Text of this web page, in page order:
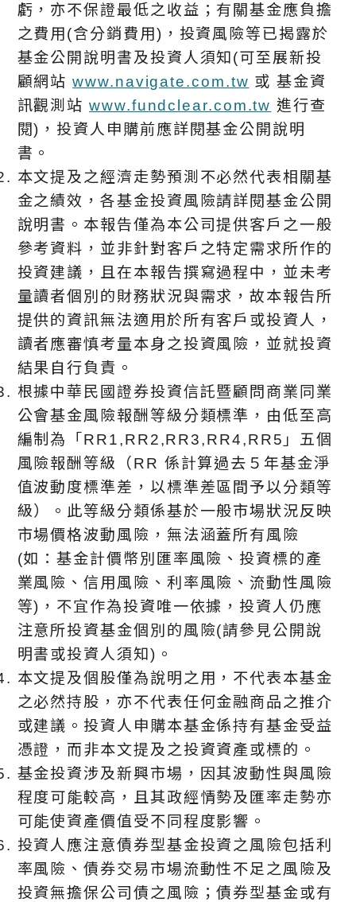
虧，亦不保證最低之收益；有關基金應負擔
之費用(含分銷費用)，投資風險等已揭露於
基金公開說明書及投資人須知(可至展新投
顧網站www.navigate.com.tw 或 基金資
訊觀測站www.fundclear.com.tw 進行查
閱)，投資人申購前應詳閱基金公開說明
書。
本文提及之經濟走勢預測不必然代表相關基
金之績效，各基金投資風險請詳閱基金公開
說明書。本報告僅為本公司提供客戶之一般
參考資料，並非針對客戶之特定需求所作的
投資建議，且在本報告撰寫過程中，並未考
量讀者個別的財務狀況與需求，故本報告所
提供的資訊無法適用於所有客戶或投資人，
讀者應審慎考量本身之投資風險，並就投資
結果自行負責。
根據中華⺠國證券投資信託暨顧問商業同業
公會基金風險報酬等級分類標準，由低至高
編制為「RR1,RR2,RR3,RR4,RR5」五個
風險報酬等級（RR 係計算過去５年基金淨
值波動度標準差，以標準差區間予以分類等
級）。此等級分類係基於⼀般市場狀況反映
市場價格波動風險，無法涵蓋所有風險
(如：基金計價幣別匯率風險、投資標的產
業風險、信用風險、利率風險、流動性風險
等)，不宜作為投資唯⼀依據，投資人仍應
注意所投資基金個別的風險(請參見公開說
明書或投資人須知)。
本文提及個股僅為說明之用，不代表本基金
之必然持股，亦不代表任何金融商品之推介
或建議。投資人申購本基金係持有基金受益
憑證，而非本文提及之投資資產或標的。
基金投資涉及新興市場，因其波動性與風險
程度可能較高，且其政經情勢及匯率走勢亦
可能使資產價值受不同程度影響。
投資人應注意債券型基金投資之風險包括利
率風險、債券交易市場流動性不足之風險及
投資無擔保公司債之風險；債券型基金或有